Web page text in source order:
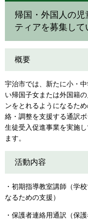
帰国・外国人の
ティアを募集して
概要
宇治市では、新たに小・
い帰国子女または外国籍
ンをとれるようになるた
絡・調整を支援する通訳
生徒受入促進事業を実施
ます。
活動内容
・初期指導教室講師（学
なるための支援）
・保護者連絡用通訳（保